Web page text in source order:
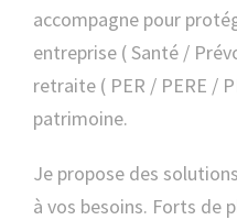
accompagne pour
entreprise ( Santé /
retraite ( PER / PERE /
patrimoine.
Je propose des
à vos besoins. Forts de